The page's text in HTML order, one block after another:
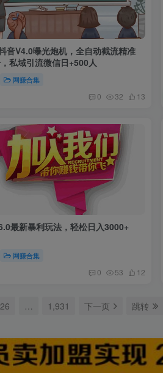
音V4.0曝光炮机，全自动截流精准
私域引流微信日+500人
网赚合集
0 32 13
最新暴利玩法，轻松日入3000+
网赚合集
0 53 12
… 1,931 下一页 跳转